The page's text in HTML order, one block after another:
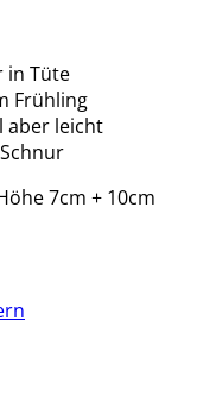
in Tüte
Frühling
aber leicht
7cm + 10cm